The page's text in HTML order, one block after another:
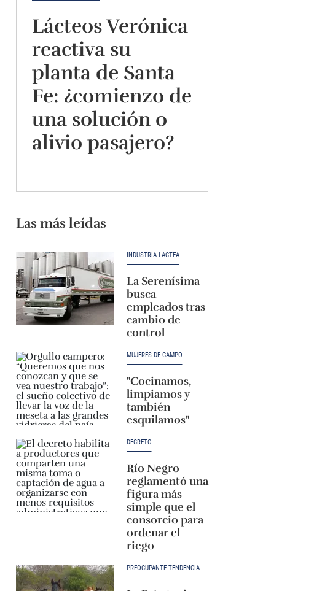
Lácteos Verónica
reactiva su
planta de Santa
Fe: ¿comienzo de
una solución o
alivio pasajero?
Las más leídas
INDUSTRIA LÁCTEA
La Serenísima
busca
empleados tras
cambio de
control
MUJERES DE CAMPO
"Cocinamos,
limpiamos y
también
esquilamos"
DECRETO
Río Negro
reglamentó una
figura más
simple que el
consorcio para
ordenar el
riego
PREOCUPANTE TENDENCIA